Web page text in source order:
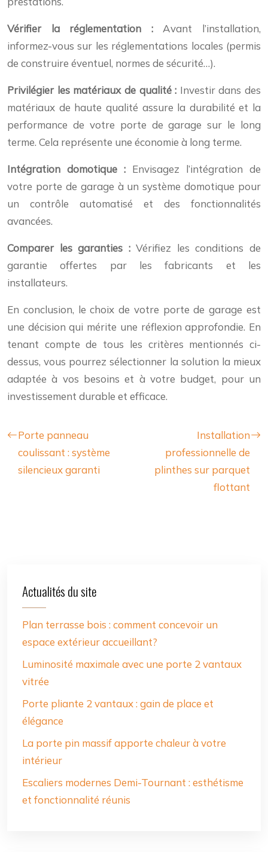
Vérifier la réglementation : Avant l’installation,
informez-vous sur les réglementations locales (permis
de construire éventuel, normes de sécurité…).
Privilégier les matériaux de qualité : Investir dans des
matériaux de haute qualité assure la durabilité et la
performance de votre porte de garage sur le long
terme. Cela représente une économie à long terme.
Intégration domotique : Envisagez l’intégration de
votre porte de garage à un système domotique pour
un contrôle automatisé et des fonctionnalités
avancées.
Comparer les garanties :Vérifiez les conditions de
garantie offertes par les fabricants et les
installateurs.
En conclusion, le choix de votre porte de garage est
une décision qui mérite une réflexion approfondie. En
tenant compte de tous les critères mentionnés ci-
dessus, vous pourrez sélectionner la solution la mieux
adaptée à vos besoins et à votre budget, pour un
investissement durable et efficace.
Porte panneau
coulissant : système
silencieux garanti
Installation
professionnelle de
plinthes sur parquet
flottant
Actualités du site
Plan terrasse bois : comment concevoir un
espace extérieur accueillant?
Luminosité maximale avec une porte 2 vantaux
vitrée
Porte pliante 2 vantaux : gain de place et
élégance
La porte pin massif apporte chaleur à votre
intérieur
Escaliers modernes Demi-Tournant : esthétisme
et fonctionnalité réunis